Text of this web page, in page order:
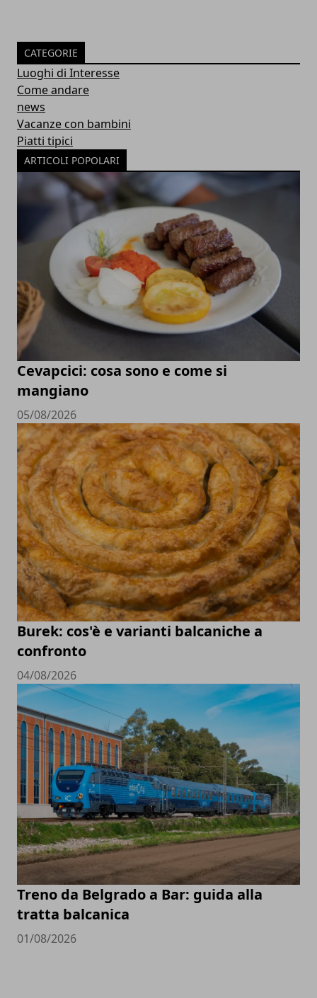
CATEGORIE
Luoghi di Interesse
Come andare
news
Vacanze con bambini
Piatti tipici
ARTICOLI POPOLARI
Cevapcici: cosa sono e come si
mangiano
05/08/2026
Burek: cos'è e varianti balcaniche a
confronto
04/08/2026
Treno da Belgrado a Bar: guida alla
tratta balcanica
01/08/2026